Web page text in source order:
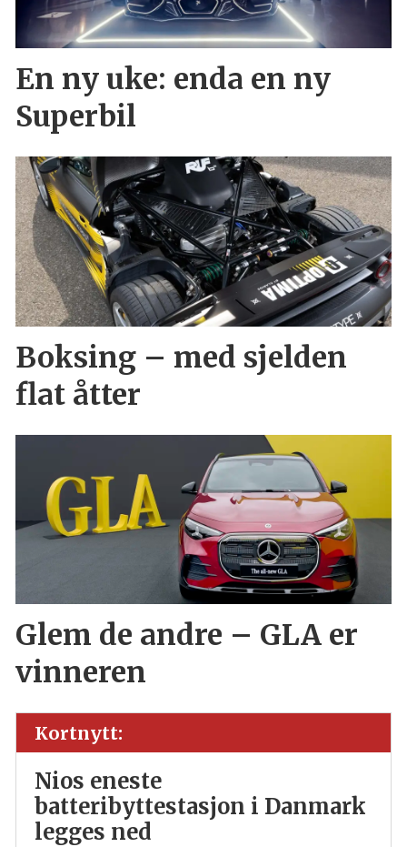
En ny uke: enda en ny
Superbil
Boksing – med sjelden
flat åtter
Glem de andre – GLA er
vinneren
Kortnytt:
Nios eneste
batteribyttestasjon i Danmark
legges ned